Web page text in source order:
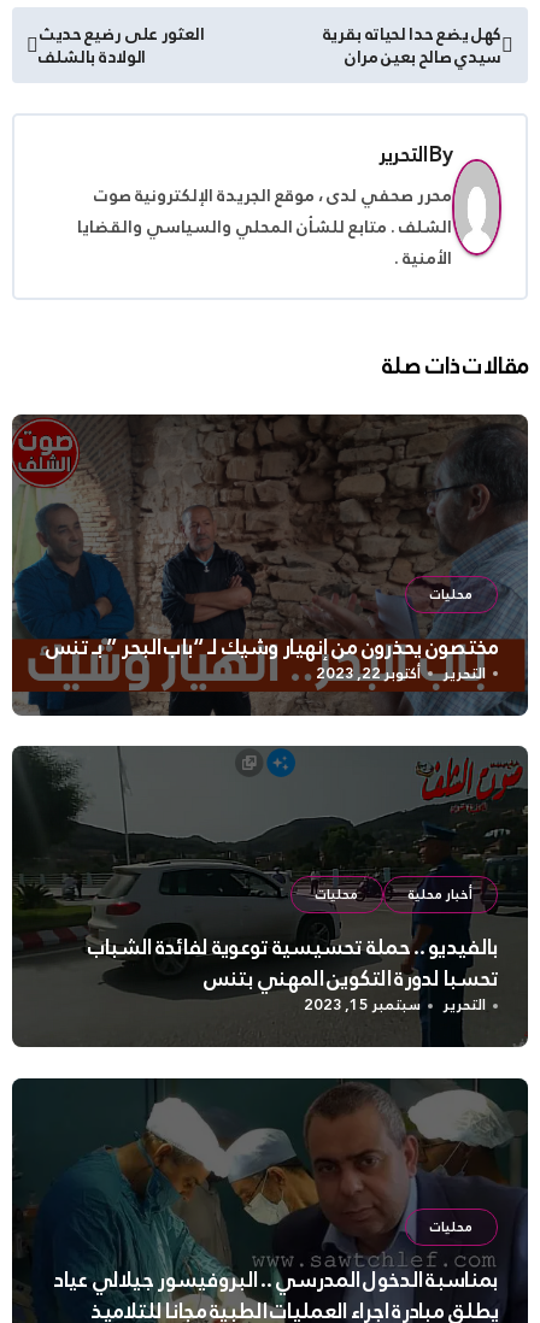
تصفّح
المقالات
كهل يضع حدا لحياته بقرية
سيدي صالح بعين مران
العثور على رضيع حديث
الولادة بالشلف
Byالتحرير
محرر صحفي لدى ، موقع الجريدة الإلكترونية صوت
الشلف . متابع للشأن المحلي والسياسي والقضايا
الأمنية .
مقالات ذات صلة
محليات
مختصون يحذرون من إنهيار وشيك لـ “باب البحر ” بـ تنس
التحرير أكتوبر 22, 2023
أخبار محلية محليات
بالفيديو .. حملة تحسيسية توعوية لفائدة الشباب
تحسبا لدورة التكوين المهني بتنس
التحرير سبتمبر 15, 2023
محليات
بمناسبة الدخول المدرسي .. البروفيسور جيلالي عياد
يطلق مبادرة اجراء العمليات الطبية مجانا للتلاميذ